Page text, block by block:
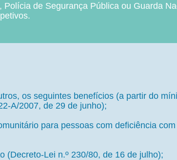
de Segurança Pública ou Guarda
os seguintes benefícios (a partir do
A/2007, de 29 de junho);
para pessoas com deficiência
(Decreto-Lei n.º 230/80, de 16 de julho);